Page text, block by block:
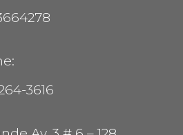
3616